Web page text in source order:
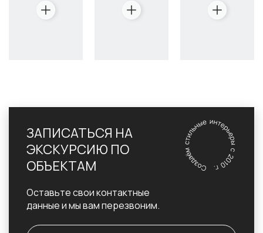
ЗАПИСАТЬСЯ НА
ЭКСКУРСИЮ ПО
ОБЪЕКТАМ
Оставьте свои контактные
данные и мы вам перезвоним.